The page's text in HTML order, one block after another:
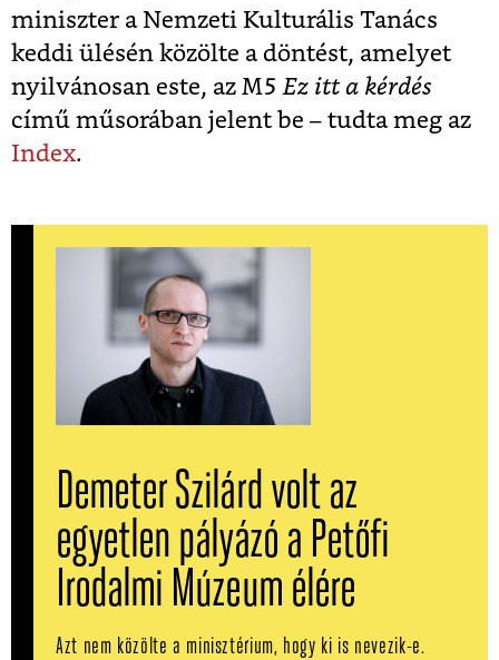
miniszter a Nemzeti Kulturális Tanács
keddi ülésén közölte a döntést, amelyet
nyilvánosan este, az M5 Ez itt a kérdés
című műsorában jelent be – tudta meg az
Index.
Demeter Szilárd volt az
egyetlen pályázó a Petőfi
Irodalmi Múzeum élére
Azt nem közölte a minisztérium, hogy ki is nevezik-e.